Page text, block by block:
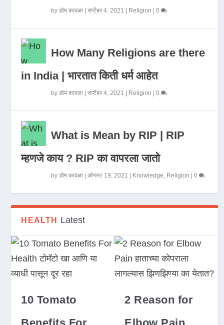
byडोम कावळा |सप्टेंबर 4, 2021 Religion |0
How Many Religions are there
in India | भारतात किती धर्म आहेत
byडोम कावळा |सप्टेंबर 4, 2021 Religion |0
What is Mean by RIP | RIP
म्हणजे काय ? RIP का वापरला जातो
byडोम कावळा |ऑगस्ट 19, 2021 Knowledge, Religion |0
HEALTH Latest
10 Tomato
2 Reason for